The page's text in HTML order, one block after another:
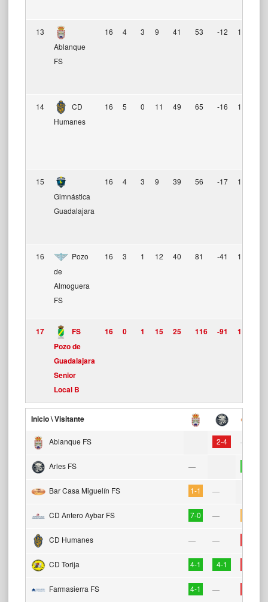
13
Ablanque
FS
16 4 3 9 41 53 -12 15
14
CD
Humanes
16 5 0 11 49 65 -16 15
15
Gimnástica
Guadalajara
16 4 3 9 39 56 -17 15
16
Pozo
de
Almoguera
FS
16 3 1 12 40 81 -41 10
17
FS
Pozo de
Guadalajara
Senior
Local B
16 0 1 15 25 116 -91 1
Inicio \ Visitante
Ablanque FS 2-4 —
Arles FS —
Bar Casa Miguelín FS 1-1 —
CD Antero Aybar FS 7-0 —
CD Humanes — —
CD Torija 4-1 4-1
Farmasierra FS 4-1 —